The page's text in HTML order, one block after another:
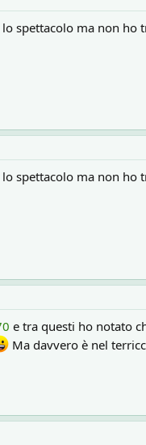
spettacolo ma non
spettacolo ma non
e tra questi ho notato
Ma davvero è nel